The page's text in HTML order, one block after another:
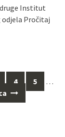
Institut
odjela Pročitaj
4 5
…